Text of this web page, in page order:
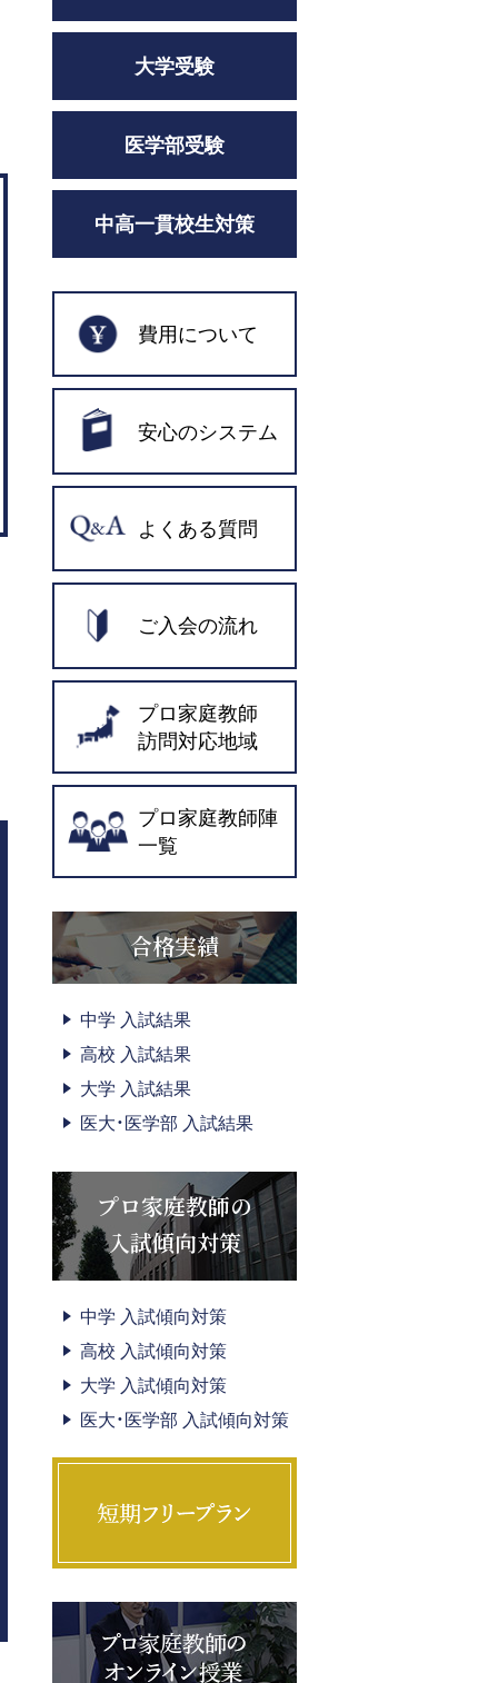
大学受験
医学部受験
中高一貫校生対策
費用について
安心のシステム
よくある質問
ご入会の流れ
プロ家庭教師
訪問対応地域
プロ家庭教師陣
一覧
合格実績
中学 入試結果
高校 入試結果
大学 入試結果
医大・医学部 入試結果
プロ家庭教師の
入試傾向対策
中学 入試傾向対策
高校 入試傾向対策
大学 入試傾向対策
医大・医学部 入試傾向対策